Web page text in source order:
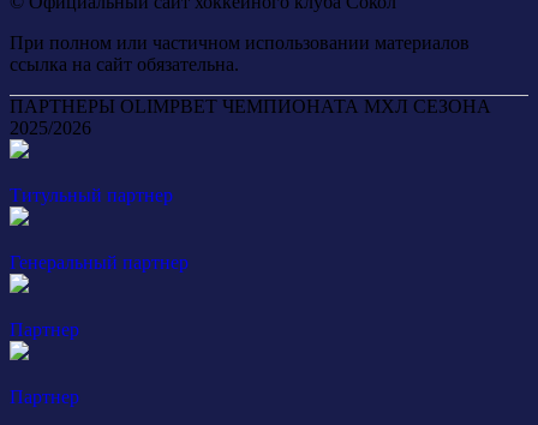
При полном или частичном использовании материалов
ссылка на сайт обязательна.
ПАРТНЕРЫ OLIMPBET ЧЕМПИОНАТА МХЛ СЕЗОНА
2025/2026
Титульный партнер
Генеральный партнер
Партнер
Партнер